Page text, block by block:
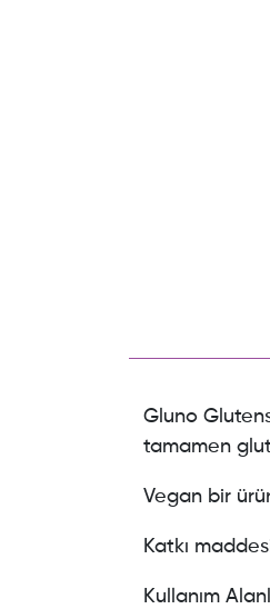
Gluno
tamamen
Vegan bir
Katkı
Kullanım